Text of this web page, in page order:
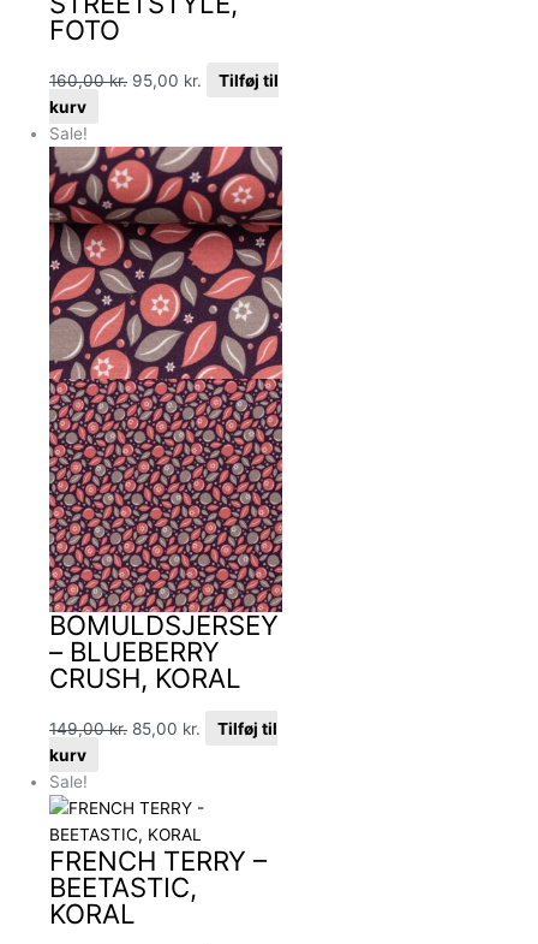
FOTO
160,00kr. 95,00 kr.
Tilføj til
kurv
Sale!
BOMULDSJERSEY
– BLUEBERRY
CRUSH, KORAL
149,00kr. 85,00 kr.
Tilføj til
kurv
Sale!
FRENCH TERRY –
BEETASTIC,
KORAL